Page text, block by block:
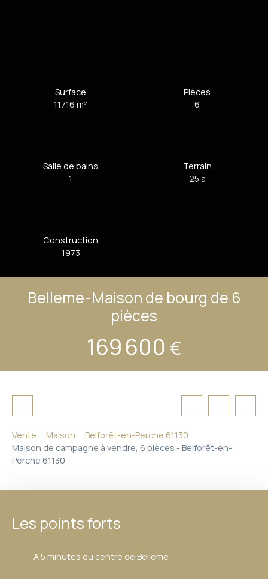
Surface
117.16m²
Pièces
6
Salle de bains
1
Terrain
25 a
Construction
1973
Belleme-Maison de bourg de 6
pièces
169 600 €
Vente Maison
Belforêt-en-Perche 61130
Maison de campagne à vendre, 6 pièces - Belforêt-en-
Perche 61130
Les points forts
A 5 minutes du centre de Belleme